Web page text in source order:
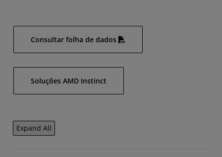
Consultar folha de dados
Soluções AMD Instinct
Expand All